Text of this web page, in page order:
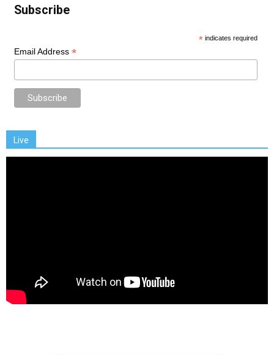
Subscribe
* indicates required
Email Address *
Live